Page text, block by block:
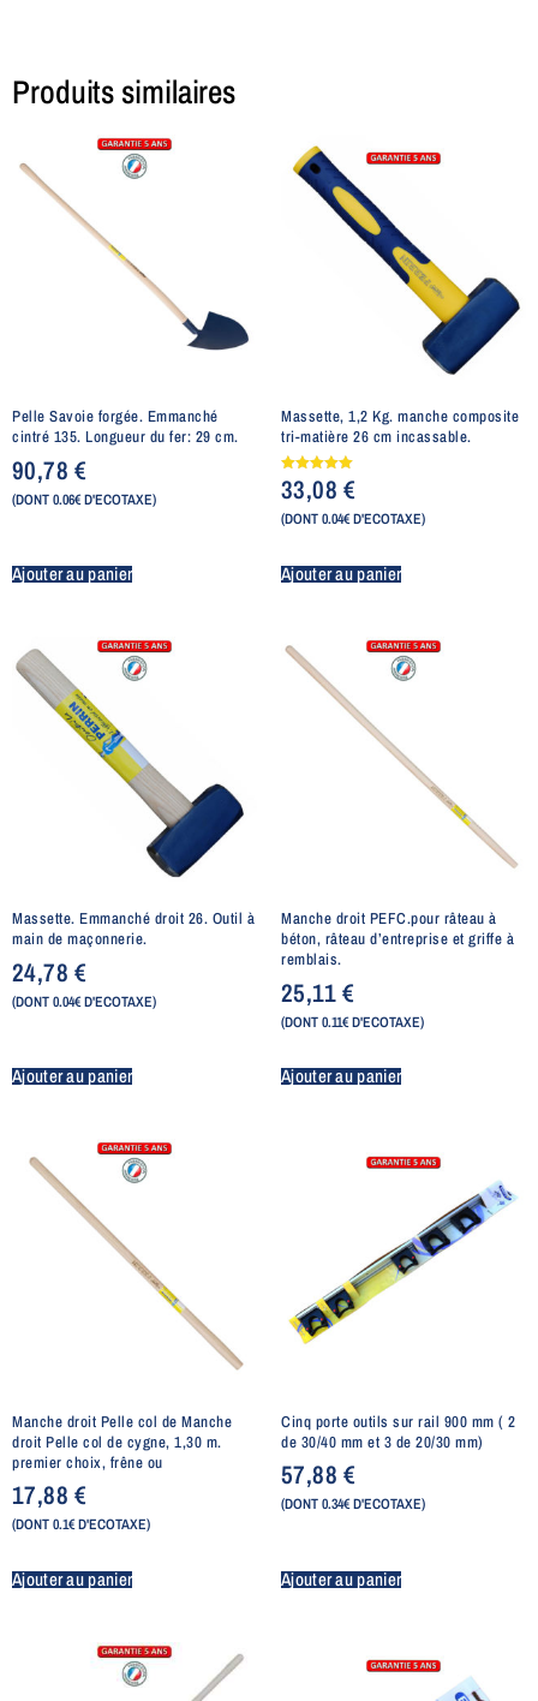
Produits similaires
Pelle Savoie forgée. Emmanché
cintré 135. Longueur du fer: 29 cm.
90,78€
(DONT 0.06€ D'ECOTAXE)
Ajouter au panier
Massette, 1,2 Kg. manche composite
tri-matière 26 cm incassable.
Note
5.00
33,08€
(DONT 0.04€ D'ECOTAXE)
Ajouter au panier
Massette. Emmanché droit 26. Outil à
main de maçonnerie.
24,78€
(DONT 0.04€ D'ECOTAXE)
Ajouter au panier
Manche droit PEFC.pour râteau à
béton, râteau d’entreprise et griffe à
remblais.
25,11€
(DONT 0.11€ D'ECOTAXE)
Ajouter au panier
Manche droit Pelle col de Manche
droit Pelle col de cygne, 1,30 m.
premier choix, frêne ou
17,88€
(DONT 0.1€ D'ECOTAXE)
Ajouter au panier
Cinq porte outils sur rail 900 mm ( 2
de 30/40 mm et 3 de 20/30 mm)
57,88€
(DONT 0.34€ D'ECOTAXE)
Ajouter au panier